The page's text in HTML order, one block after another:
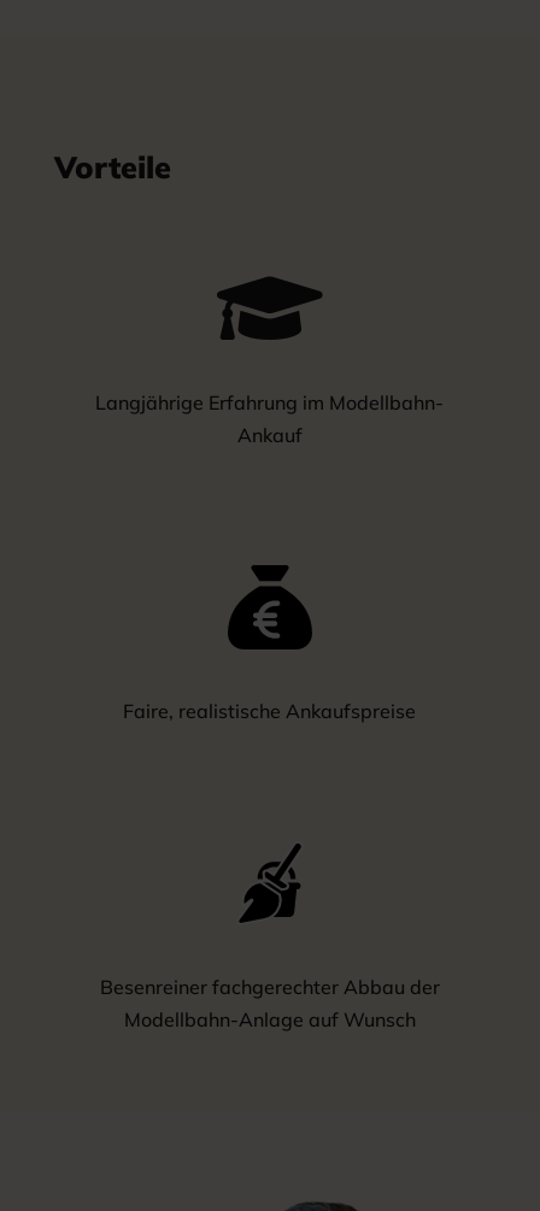
Vorteile

Langjährige Erfahrung im Modellbahn-
Ankauf
Faire, realistische Ankaufspreise
Besenreiner fachgerechter Abbau der
Modellbahn-Anlage auf Wunsch